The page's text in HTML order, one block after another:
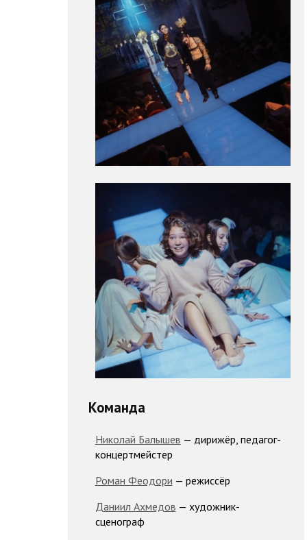
Команда
Николай Балышев — дирижёр, педагог-
концертмейстер
Роман Феодори — режиссёр
Даниил Ахмедов — художник-
сценограф